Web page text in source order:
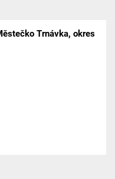
Trnávka, okres